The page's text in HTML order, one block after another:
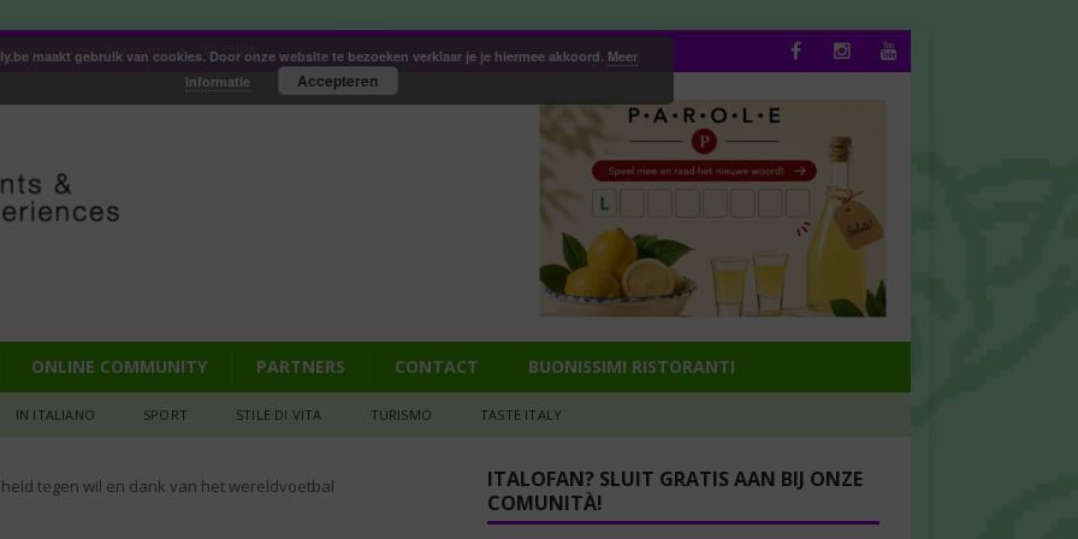
van architect Borromini CULTURA
(158): Tagliata di manzo GASTRONOMIA
ruïne die mijn hart veroverde
de ruïne die mijn hart veroverde
ONLINE COMMUNITY PARTNERS CONTACT BUONISSIMI RISTORANTI
IN ITALIANO SPORT STILE DI VITA TURISMO TASTE ITALY
tegen wil en dank van het wereldvoetbal
ITALOFAN? SLUIT GRATIS AAN BIJ ONZE
COMUNITÀ!
maakt gebruik van cookies. Door onze website te bezoeken verklaar je je hiermee akkoord. Meer
informatie
Accepteren